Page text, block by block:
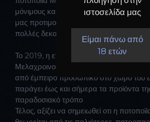
ιστοσελίδα μας
Είμαι πάνω από
18 ετών
μόνιμους και εκλεκτούς πελάτες έως
μας προτιμούν και μας συστήνουν από
πολλές δεκαετίες τώρα.
Το 2019, η επιχείρηση πέρασε στα
Μελαχροινού, δισέγγονου του Ι.
από έμπειρο προσωπικό στο χώρο του
παράγει έως και σήμερα τα προϊόντα
παραδοσιακό τρόπο
Τέλος, αξίζει να σημειωθεί οτι η